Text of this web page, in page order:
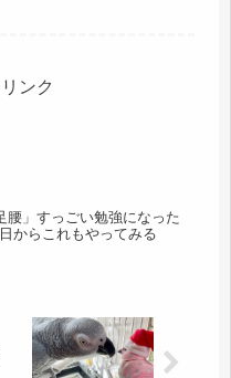
ンク
腰」すっごい勉強になった
からこれもやってみる